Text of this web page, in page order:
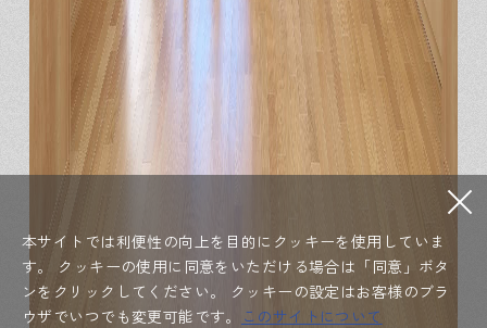
本サイトでは利便性の向上を目的にクッキーを使用していま
す。 クッキーの使用に同意をいただける場合は「同意」ボタ
ンをクリックしてください。
クッキーの設定はお客様のブラ
ウザでいつでも変更可能です。
このサイトについて